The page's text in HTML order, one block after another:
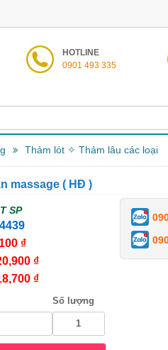
HOTLINE
0901 493 335
Thảm lót ✧ Thảm lâu các loại
massage ( HĐ )
SP
4439
₫
₫
₫
Số lượng